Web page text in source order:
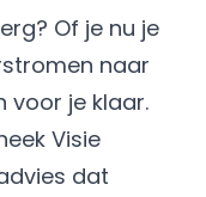
Of je nu je
naar
voor je klaar.
Visie
dat